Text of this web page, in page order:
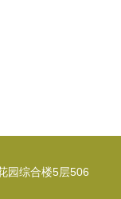
园综合楼5层506